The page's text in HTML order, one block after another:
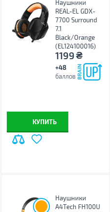
Наушники
REAL-EL GDX-
7700 Surround
7.1
Black/Orange
(EL124100016)
1199₴
+48
баллов
КУПИТЬ
Наушники
A4Tech FH100U